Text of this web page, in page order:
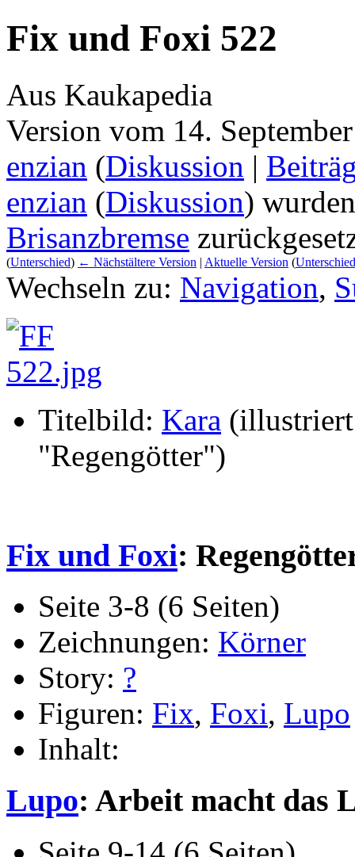
Fix und Foxi 522
Aus Kaukapedia
Version vom 14.
enzian (Diskussion |
enzian (Diskussion)
Brisanzbremse
(Unterschied) ← Nächstältere Version | Aktuelle Version (Unterschied
Wechseln zu: Navigation,
Titelbild: Kara (illustriert
"Regengötter")
Fix und Foxi:
Seite 3-8 (6 Seiten)
Zeichnungen: Körner
Story: ?
Figuren: Fix, Foxi, Lupo
Inhalt:
Lupo: Arbeit macht das